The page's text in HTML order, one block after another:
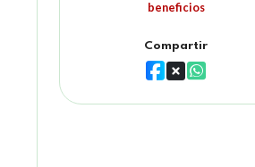
beneficios
Compartir